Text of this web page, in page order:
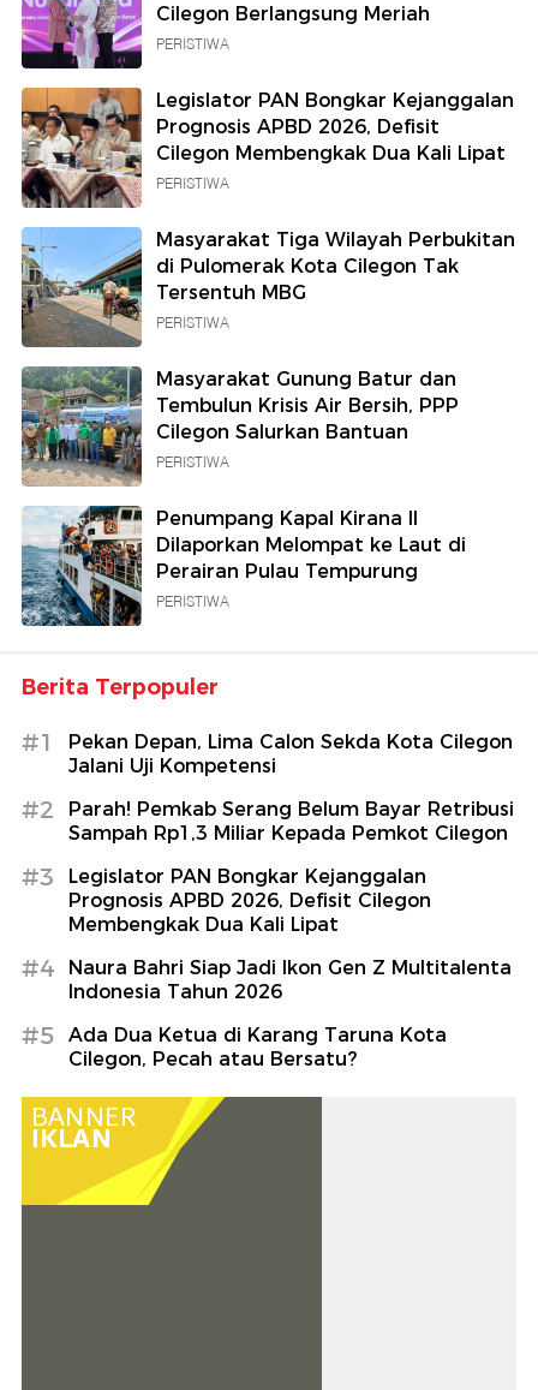
Cilegon Berlangsung Meriah
PERISTIWA
Legislator PAN Bongkar Kejanggalan
Prognosis APBD 2026, Defisit
Cilegon Membengkak Dua Kali Lipat
PERISTIWA
Masyarakat Tiga Wilayah Perbukitan
di Pulomerak Kota Cilegon Tak
Tersentuh MBG
PERISTIWA
Masyarakat Gunung Batur dan
Tembulun Krisis Air Bersih, PPP
Cilegon Salurkan Bantuan
PERISTIWA
Penumpang Kapal Kirana II
Dilaporkan Melompat ke Laut di
Perairan Pulau Tempurung
PERISTIWA
Berita Terpopuler
#1
Pekan Depan, Lima Calon Sekda Kota Cilegon
Jalani Uji Kompetensi
#2
Parah! Pemkab Serang Belum Bayar Retribusi
Sampah Rp1,3 Miliar Kepada Pemkot Cilegon
#3
Legislator PAN Bongkar Kejanggalan
Prognosis APBD 2026, Defisit Cilegon
Membengkak Dua Kali Lipat
#4
Naura Bahri Siap Jadi Ikon Gen Z Multitalenta
Indonesia Tahun 2026
#5
Ada Dua Ketua di Karang Taruna Kota
Cilegon, Pecah atau Bersatu?